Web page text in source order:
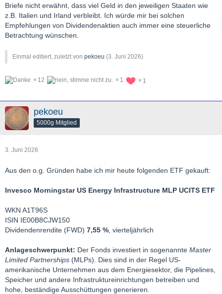
Briefe nicht erwähnt, dass viel Geld in den jeweiligen Staaten wie
z.B. Italien und Irland verbleibt. Ich würde mir bei solchen
Empfehlungen von Dividendenaktien auch immer eine steuerliche
Betrachtung wünschen.
Einmal editiert, zuletzt von pekoeu (3. Juni 2026)
12 1 1
pekoeu
5000g Mitglied
3. Juni 2026
Aus den o.g. Gründen habe ich mir heute folgenden ETF gekauft:
Invesco Morningstar US Energy Infrastructure MLP UCITS ETF
WKN A1T96S
ISIN IE00B8CJW150
Dividendenrendite (FWD) 7,55 % , vierteljährlich
Anlageschwerpunkt: Der Fonds investiert in sogenannte Master
Limited Partnerships (MLPs). Dies sind in der Regel US-
amerikanische Unternehmen aus dem Energiesektor, die Pipelines,
Speicher und andere Infrastruktureinrichtungen betreiben und
hohe, beständige Ausschüttungen generieren.